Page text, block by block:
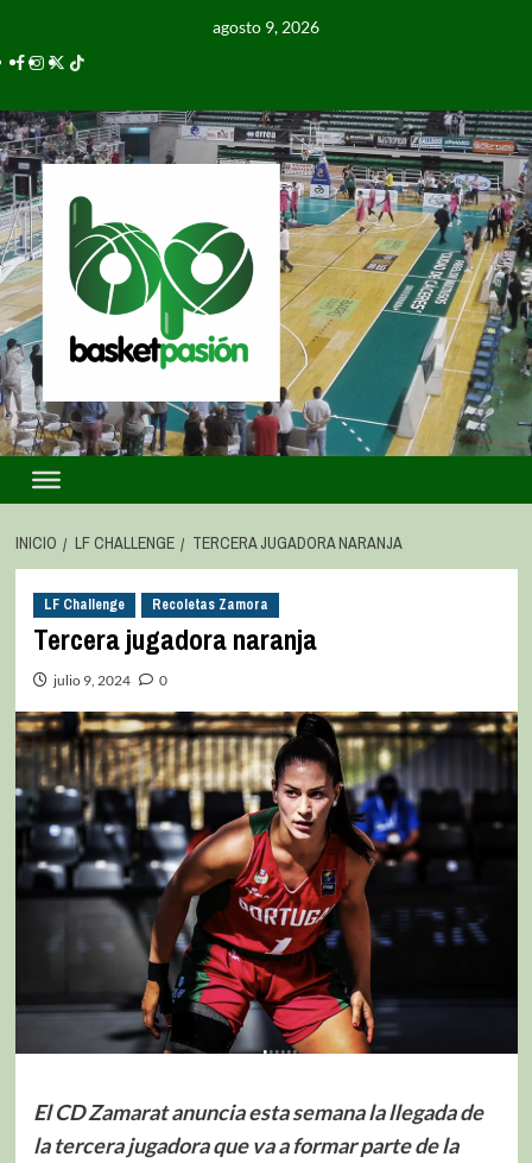
agosto 9, 2026
INICIO LF CHALLENGE TERCERA JUGADORA NARANJA
LF Challenge Recoletas Zamora
Tercera jugadora naranja
julio 9, 2024 0
El CD Zamarat anuncia esta semana la llegada de
la tercera jugadora que va a formar parte de la